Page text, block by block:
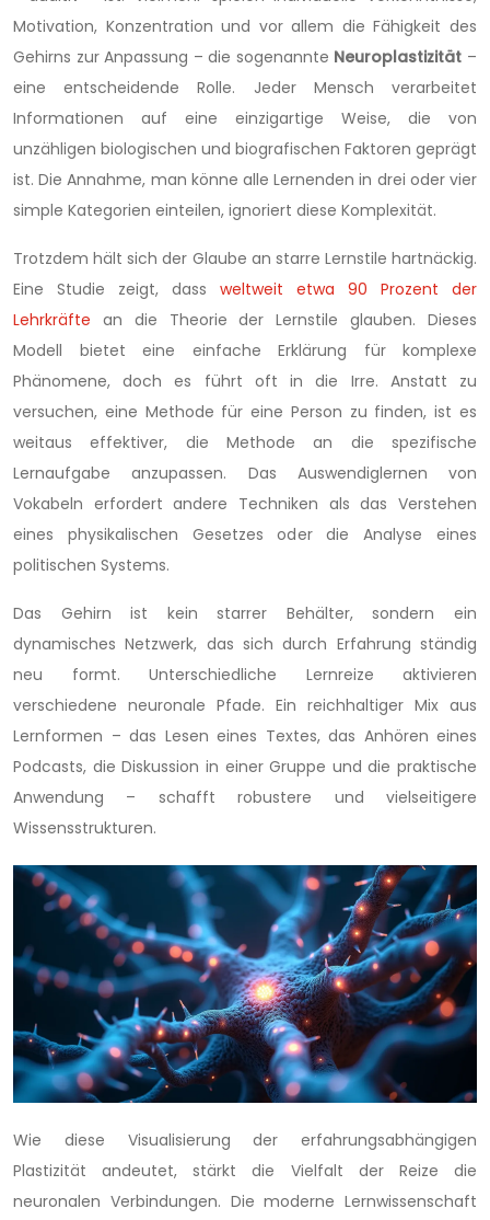
Motivation, Konzentration und vor allem die Fähigkeit des
Gehirns zur Anpassung – die sogenannte Neuroplastizität –
eine entscheidende Rolle. Jeder Mensch verarbeitet
Informationen auf eine einzigartige Weise, die von
unzähligen biologischen und biografischen Faktoren geprägt
ist. Die Annahme, man könne alle Lernenden in drei oder vier
simple Kategorien einteilen, ignoriert diese Komplexität.
Trotzdem hält sich der Glaube an starre Lernstile hartnäckig.
Eine Studie zeigt, dass weltweit etwa 90 Prozent der
Lehrkräfte an die Theorie der Lernstile glauben. Dieses
Modell bietet eine einfache Erklärung für komplexe
Phänomene, doch es führt oft in die Irre. Anstatt zu
versuchen, eine Methode für eine Person zu finden, ist es
weitaus effektiver, die Methode an die spezifische
Lernaufgabe anzupassen. Das Auswendiglernen von
Vokabeln erfordert andere Techniken als das Verstehen
eines physikalischen Gesetzes oder die Analyse eines
politischen Systems.
Das Gehirn ist kein starrer Behälter, sondern ein
dynamisches Netzwerk, das sich durch Erfahrung ständig
neu formt. Unterschiedliche Lernreize aktivieren
verschiedene neuronale Pfade. Ein reichhaltiger Mix aus
Lernformen – das Lesen eines Textes, das Anhören eines
Podcasts, die Diskussion in einer Gruppe und die praktische
Anwendung – schafft robustere und vielseitigere
Wissensstrukturen.
Wie diese Visualisierung der erfahrungsabhängigen
Plastizität andeutet, stärkt die Vielfalt der Reize die
neuronalen Verbindungen. Die moderne Lernwissenschaft